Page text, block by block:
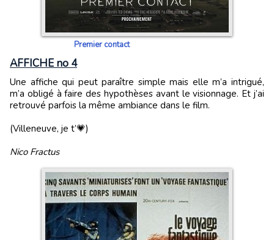
Premier contact
AFFICHE no 4
Une affiche qui peut paraître simple mais elle m’a intrigué,
m’a obligé à faire des hypothèses avant le visionnage. Et j’ai
retrouvé parfois la même ambiance dans le film.
(Villeneuve, je t’💗)
Nico Fractus